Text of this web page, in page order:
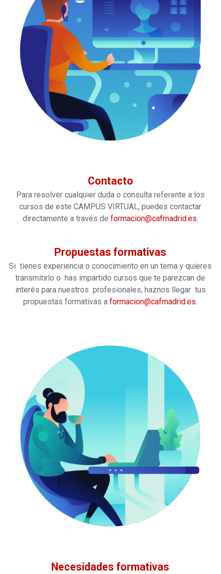
Contacto
Para resolver cualquier duda o consulta referente a los
cursos de este CAMPUS VIRTUAL, puedes contactar
directamente a través de formacion@cafmadrid.es.
Propuestas formativas
Si tienes experiencia o conocimiento en un tema y quieres
transmitirlo o has impartido cursos que te parezcan de
interés para nuestros profesionales, haznos llegar tus
propuestas formativas aformacion@cafmadrid.es.
Necesidades formativas